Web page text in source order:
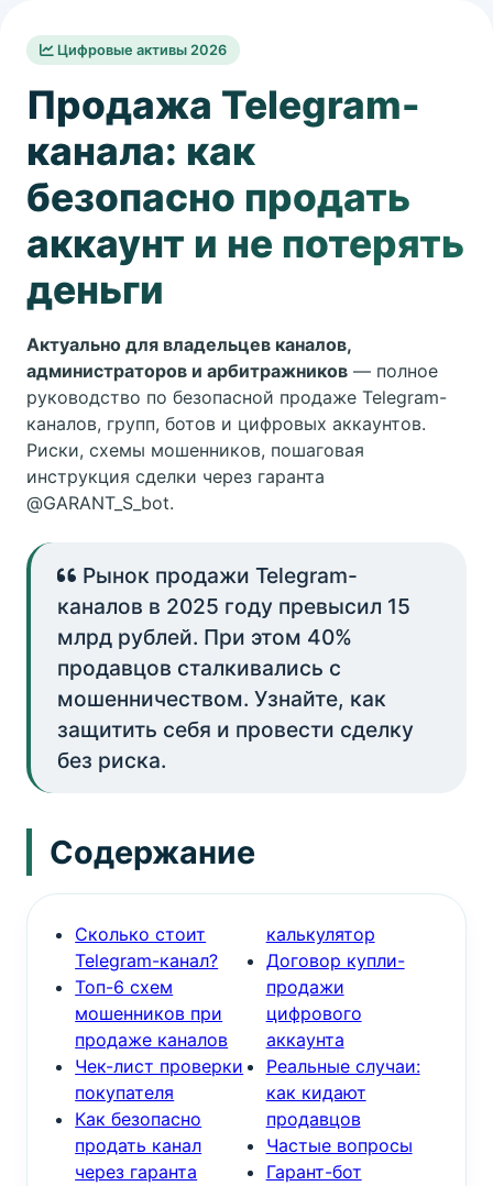
Цифровые активы 2026
Продажа Telegram-
канала: как
безопасно продать
аккаунт и не потерять
деньги
Актуально для владельцев каналов,
администраторов и арбитражников — полное
руководство по безопасной продаже Telegram-
каналов, групп, ботов и цифровых аккаунтов.
Риски, схемы мошенников, пошаговая
инструкция сделки через гаранта
@GARANT_S_bot.
Рынок продажи Telegram-
каналов в 2025 году превысил 15
млрд рублей. При этом 40%
продавцов сталкивались с
мошенничеством. Узнайте, как
защитить себя и провести сделку
без риска.
Содержание
Сколько стоит
Telegram-канал?
Топ-6 схем
мошенников при
продаже каналов
Чек-лист проверки
покупателя
Как безопасно
продать канал
через гаранта
калькулятор
Договор купли-
продажи
цифрового
аккаунта
Реальные случаи:
как кидают
продавцов
Частые вопросы
Гарант-бот